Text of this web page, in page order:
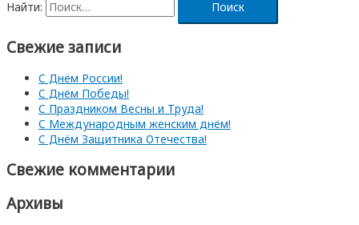
Найти:
Свежие записи
С Днём России!
С Днём Победы!
С Праздником Весны и Труда!
С Международным женским днём!
С Днём Защитника Отечества!
Свежие комментарии
Архивы